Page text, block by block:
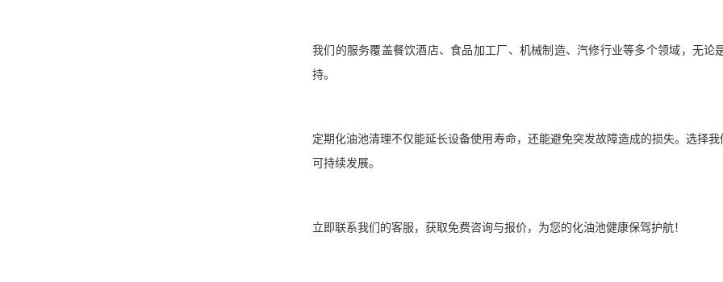
我们的服务覆盖餐饮酒店、食品加工厂、机械制造、汽修行业等多个领域，无
持。
定期化油池清理不仅能延长设备使用寿命，还能避免突发故障造成的损失。选择
可持续发展。
立即联系我们的客服，获取免费咨询与报价，为您的化油池健康保驾